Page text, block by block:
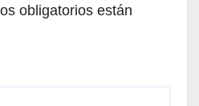
obligatorios están